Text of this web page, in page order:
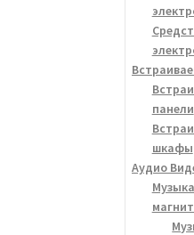
панели
шкафы
Аудио